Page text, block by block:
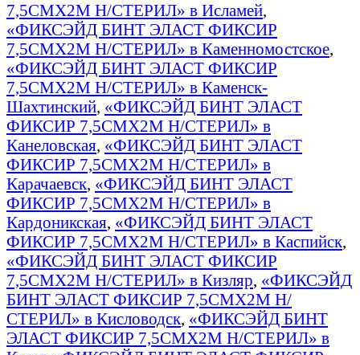
7,5СМX2М Н/СТЕРИЛ» в Исламей,
«ФИКСЭЙД БИНТ ЭЛАСТ ФИКСИР
7,5СМX2М Н/СТЕРИЛ» в Каменномостское,
«ФИКСЭЙД БИНТ ЭЛАСТ ФИКСИР
7,5СМX2М Н/СТЕРИЛ» в Каменск-
Шахтинский, «ФИКСЭЙД БИНТ ЭЛАСТ
ФИКСИР 7,5СМX2М Н/СТЕРИЛ» в
Канеловская, «ФИКСЭЙД БИНТ ЭЛАСТ
ФИКСИР 7,5СМX2М Н/СТЕРИЛ» в
Карачаевск, «ФИКСЭЙД БИНТ ЭЛАСТ
ФИКСИР 7,5СМX2М Н/СТЕРИЛ» в
Кардоникская, «ФИКСЭЙД БИНТ ЭЛАСТ
ФИКСИР 7,5СМX2М Н/СТЕРИЛ» в Каспийск,
«ФИКСЭЙД БИНТ ЭЛАСТ ФИКСИР
7,5СМX2М Н/СТЕРИЛ» в Кизляр, «ФИКСЭЙД
БИНТ ЭЛАСТ ФИКСИР 7,5СМX2М Н/
СТЕРИЛ» в Кисловодск, «ФИКСЭЙД БИНТ
ЭЛАСТ ФИКСИР 7,5СМX2М Н/СТЕРИЛ» в